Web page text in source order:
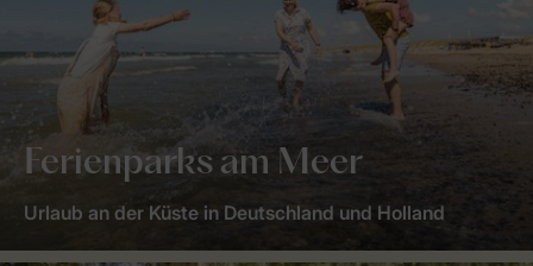
Ferienparks am Meer
Urlaub an der Küste in Deutschland und Holland